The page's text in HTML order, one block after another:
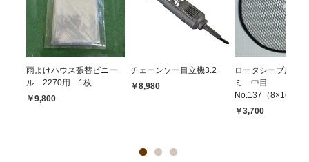
雨よけハウス張替ビニー
ル 2270用 1枚
￥9,800
チェーンソー目立機3.2
￥8,980
ロータシーブ用 替
ミ 中目
No.137（8×16mm
￥3,700